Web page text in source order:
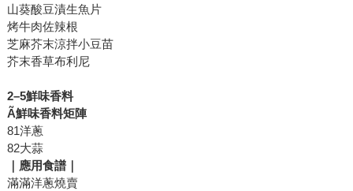
山葵酸豆漬生魚片
烤牛肉佐辣根
芝麻芥末涼拌小豆苗
芥末香草布利尼
2–5鮮味香料
Ã鮮味香料矩陣
81洋蔥
82大蒜
｜應用食譜｜
滿滿洋蔥燒賣